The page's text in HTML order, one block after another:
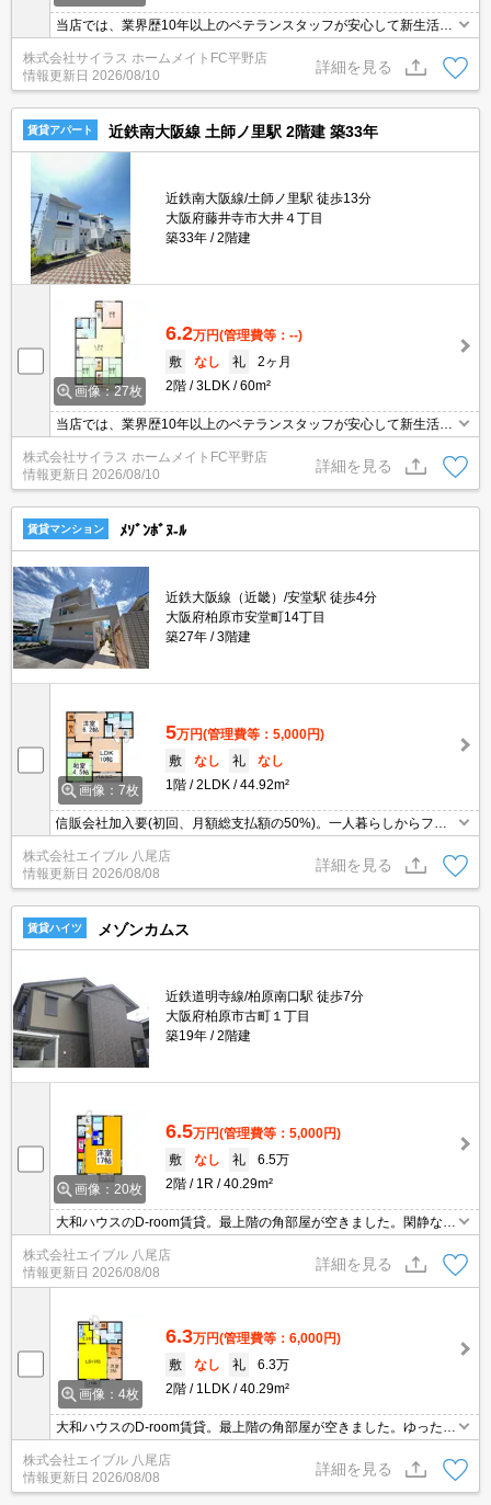
当店では、業界歴10年以上のベテランスタッフが安心して新生活を
送って頂けますよう精一杯のサポートを致します。当店は、初期費
用のクレジット決済が可能です。ご利用の際はスタッフまでお申し
付け下さいませ。お客様のご来店心よりお待ちしております。
株式会社サイラス ホームメイトFC平野店
情報更新日 2026/08/10
詳細を見る
賃貸アパート 近鉄南大阪線 土師ノ里駅 2階建 築33年
近鉄南大阪線/土師ノ里駅 徒歩13分
大阪府藤井寺市大井４丁目
築33年
2階建
画像：27枚
6.2万円(管理費等：--)
敷
なし 礼
2ヶ月
2階
3LDK 60m²
当店では、業界歴10年以上のベテランスタッフが安心して新生活を
送って頂けますよう精一杯のサポートを致します。当店は、初期費
用のクレジット決済が可能です。ご利用の際はスタッフまでお申し
付け下さいませ。お客様のご来店心よりお待ちしております。
株式会社サイラス ホームメイトFC平野店
情報更新日 2026/08/10
詳細を見る
賃貸マンション ﾒｿﾞﾝﾎﾞﾇ-ﾙ
近鉄大阪線（近畿）/安堂駅 徒歩4分
大阪府柏原市安堂町14丁目
築27年
3階建
画像：7枚
5万円(管理費等：5,000円)
敷
なし 礼
なし
1階
2LDK 44.92m²
信販会社加入要(初回、月額総支払額の50%)。一人暮らしからファ
ミリーまで。ファミリーさんに人気の立地ですよ。敷金・礼金な
し。
株式会社エイブル 八尾店
情報更新日 2026/08/08
詳細を見る
賃貸ハイツ メゾンカムス
近鉄道明寺線/柏原南口駅 徒歩7分
大阪府柏原市古町１丁目
築19年
2階建
画像：20枚
6.5万円(管理費等：5,000円)
敷
なし 礼
6.5万
2階
1R 40.29m²
大和ハウスのD-room賃貸。最上階の角部屋が空きました。閑静な住
宅街。17帖の洋室をご覧ください。設備に注目!人気のアイテムせい
ぞろい。ぜひお問い合わせください!。
株式会社エイブル 八尾店
情報更新日 2026/08/08
詳細を見る
画像：4枚
6.3万円(管理費等：6,000円)
敷
なし 礼
6.3万
2階
1LDK 40.29m²
大和ハウスのD-room賃貸。最上階の角部屋が空きました。ゆったり
としたスペースで一人暮しを。設備に注目!人気のアイテムせいぞろ
い。ウォークインクローゼット付で収納自慢です。ぜひお問合せく
ださい。
株式会社エイブル 八尾店
情報更新日 2026/08/08
詳細を見る